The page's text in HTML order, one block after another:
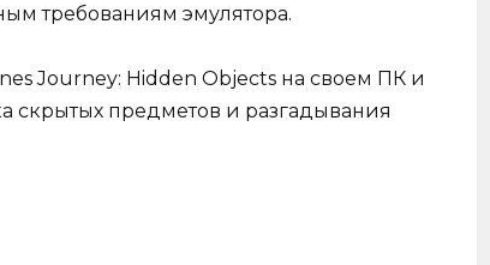
требованиям эмулятора.
Journey: Hidden Objects на своем ПК и
скрытых предметов и разгадывания